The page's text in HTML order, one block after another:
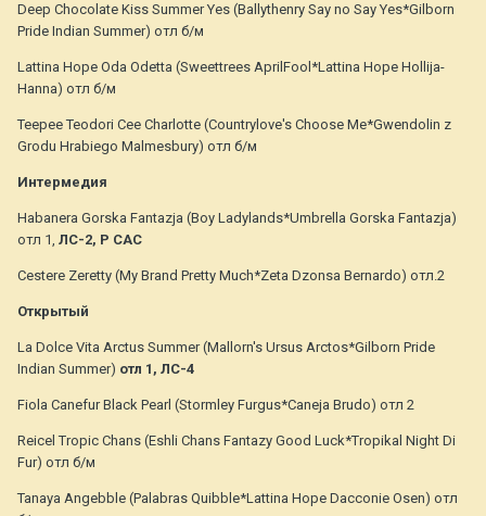
Deep Chocolate Kiss Summer Yes (Ballythenry Say no Say Yes*Gilborn
Pride Indian Summer) отл б/м
Lattina Hope Oda Odetta (Sweettrees AprilFool*Lattina Hope Hollija-
Hanna) отл б/м
Teepee Teodori Cee Charlotte (Countrylove's Choose Me*Gwendolin z
Grodu Hrabiego Malmesbury) отл б/м
Интермедия
Habanera Gorska Fantazja (Boy Ladylands*Umbrella Gorska Fantazja)
отл 1, ЛС-2, Р САС
Cestere Zeretty (My Brand Pretty Much*Zeta Dzonsa Bernardo) отл.2
Открытый
La Dolce Vita Arctus Summer (Mallorn's Ursus Arctos*Gilborn Pride
Indian Summer) отл 1, ЛС-4
Fiola Canefur Black Pearl (Stormley Furgus*Caneja Brudo) отл 2
Reicel Tropic Chans (Eshli Chans Fantazy Good Luck*Tropikal Night Di
Fur) отл б/м
Tanaya Angebble (Palabras Quibble*Lattina Hope Dacconie Osen) отл